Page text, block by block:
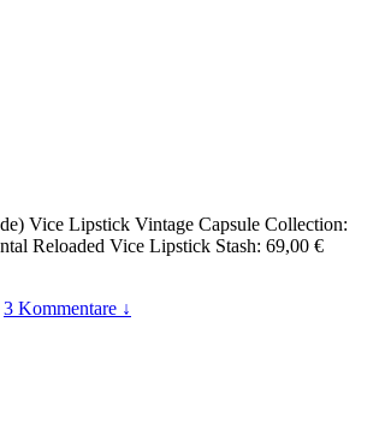
Vice Lipstick Vintage Capsule Collection:
Reloaded Vice Lipstick Stash: 69,00 €
3 Kommentare ↓